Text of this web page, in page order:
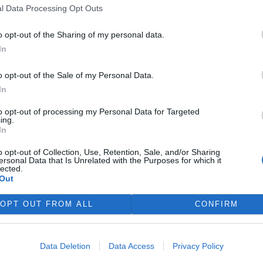
Data Processing Opt Outs
opt-out of the Sharing of my personal data.
opt-out of the Sale of my Personal Data.
opt-out of processing my Personal Data for Targeted
opt-out of Collection, Use, Retention, Sale, and/or Sharing
Data that Is Unrelated with the Purposes for which it
OPT OUT FROM ALL CONFIRM
Data Deletion Data Access Privacy Policy
refurbed, evropským
nových pravidel zůstat
spotřebitele bude stále
má přitom usnadnit
doby, zlepšit dostupnost
zásahy do zařízení
Nestanovuje však
ceny náhradních dílů a
rok končí v odpadu miliony
přestože by
z nich mohly dál sloužit. Od
2026 se tento přístup
které má